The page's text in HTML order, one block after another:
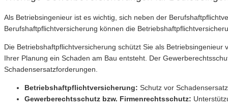
Als Betriebsingenieur ist es wichtig, sich neben der
Berufshaftpflichtversicherung können die
Die Betriebshaftpflichtversicherung schützt Sie als
Ihrer Planung ein Schaden am Bau entsteht. Der
Schadensersatzforderungen.
Betriebshaftpflichtversicherung: Schutz vor
Gewerberechtsschutz bzw. Firmenrechtsschutz: